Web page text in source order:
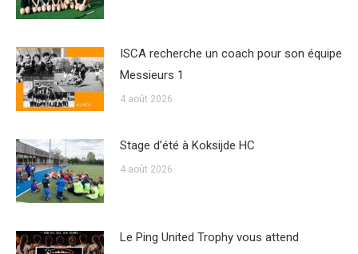
ISCA recherche un coach pour son équipe
Messieurs 1
4 août 2026
Stage d’été à Koksijde HC
4 août 2026
Le Ping United Trophy vous attend